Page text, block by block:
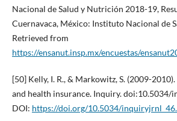
Nacional de Salud y Nutrición 2018-19,
Cuernavaca, México: Instituto Nacional de
Retrieved from
https://ensanut.insp.mx/encuestas/
[50] Kelly, I. R., & Markowitz, S. (2009-
and health insurance. Inquiry. doi:10.5034/
DOI: https://doi.org/10.5034/